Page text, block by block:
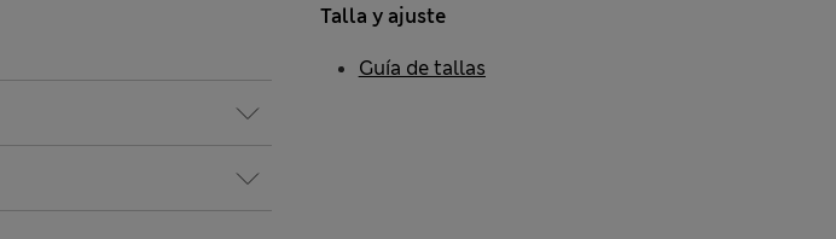
Talla y ajuste
Guía de tallas